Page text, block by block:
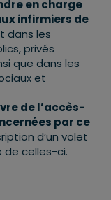
en charge
infirmiers de
dans les
privés
que dans les
et
de l’accès-
par ce
d’un volet
de celles-ci.